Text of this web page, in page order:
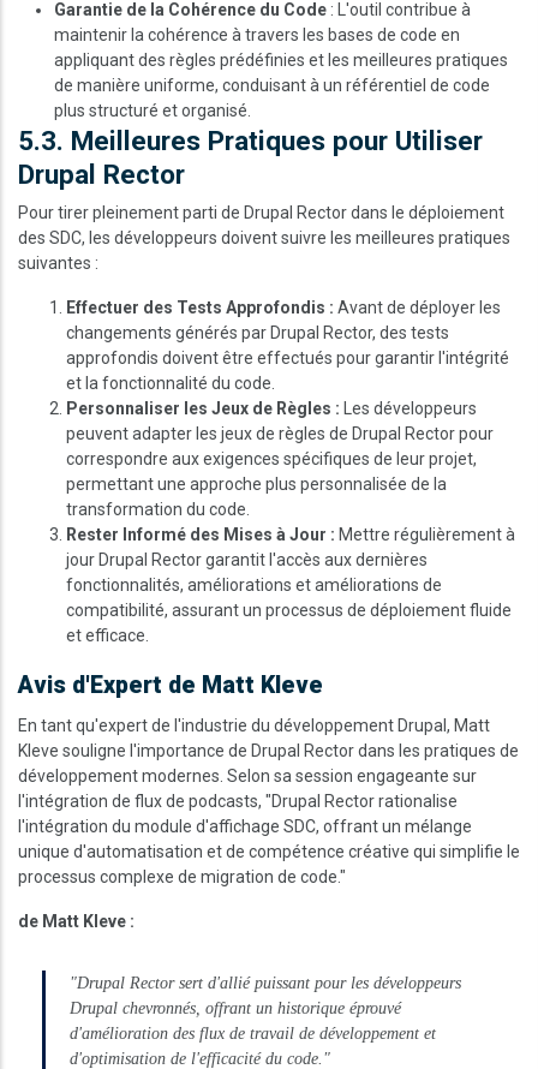
Garantie de la Cohérence du Code : L'outil contribue à
maintenir la cohérence à travers les bases de code en
appliquant des règles prédéfinies et les meilleures pratiques
de manière uniforme, conduisant à un référentiel de code
plus structuré et organisé.
5.3. Meilleures Pratiques pour Utiliser
Drupal Rector
Pour tirer pleinement parti de Drupal Rector dans le déploiement
des SDC, les développeurs doivent suivre les meilleures pratiques
suivantes :
Effectuer des Tests Approfondis : Avant de déployer les
changements générés par Drupal Rector, des tests
approfondis doivent être effectués pour garantir l'intégrité
et la fonctionnalité du code.
Personnaliser les Jeux de Règles : Les développeurs
peuvent adapter les jeux de règles de Drupal Rector pour
correspondre aux exigences spécifiques de leur projet,
permettant une approche plus personnalisée de la
transformation du code.
Rester Informé des Mises à Jour : Mettre régulièrement à
jour Drupal Rector garantit l'accès aux dernières
fonctionnalités, améliorations et améliorations de
compatibilité, assurant un processus de déploiement fluide
et efficace.
Avis d'Expert de Matt Kleve
En tant qu'expert de l'industrie du développement Drupal, Matt
Kleve souligne l'importance de Drupal Rector dans les pratiques de
développement modernes. Selon sa session engageante sur
l'intégration de flux de podcasts, "Drupal Rector rationalise
l'intégration du module d'affichage SDC, offrant un mélange
unique d'automatisation et de compétence créative qui simplifie le
processus complexe de migration de code."
de Matt Kleve :
"Drupal Rector sert d'allié puissant pour les développeurs
Drupal chevronnés, offrant un historique éprouvé
d'amélioration des flux de travail de développement et
d'optimisation de l'efficacité du code."